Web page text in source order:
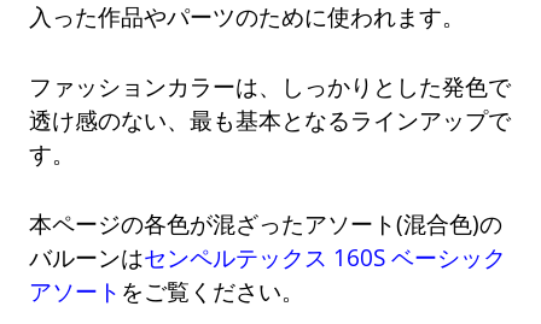
入った作品やパーツのために使われます。
ファッションカラーは、しっかりとした発色で
透け感のない、最も基本となるラインアップで
す。
本ページの各色が混ざったアソート(混合色)の
バルーンはセンペルテックス 160S ベーシック
アソート をご覧ください。